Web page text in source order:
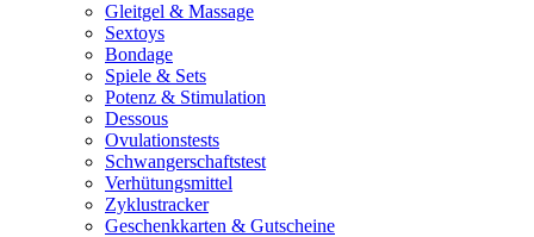
Gleitgel & Massage
Sextoys
Bondage
Spiele & Sets
Potenz & Stimulation
Dessous
Ovulationstests
Schwangerschaftstest
Verhütungsmittel
Zyklustracker
Geschenkkarten & Gutscheine